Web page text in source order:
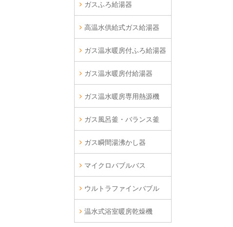
ガスふろ給湯器
高温水供給式ガス給湯器
ガス温水暖房付ふろ給湯器
ガス温水暖房付給湯器
ガス温水暖房専用熱源機
ガス風呂釜・バランス釜
ガス瞬間湯沸かし器
マイクロバブルバス
ウルトラファインバブル
温水式浴室暖房乾燥機